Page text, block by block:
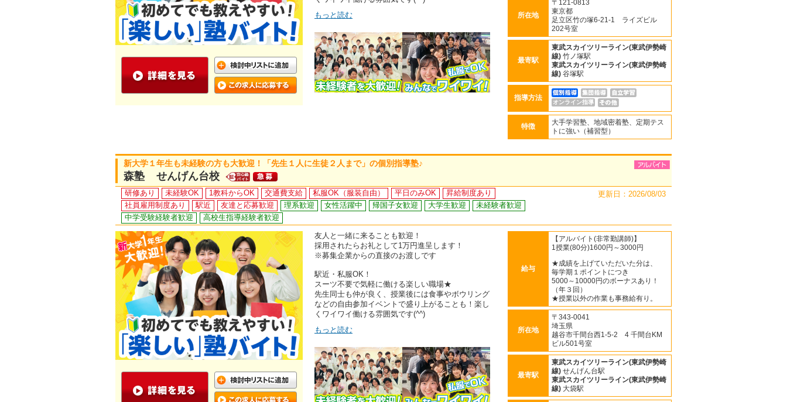
もっと読む
所在地
〒121-0813
東京都
足立区竹の塚6-21-1 ライズビル
202号室
最寄駅
東武スカイツリーライン(東武伊勢崎
線) 竹ノ塚駅
東武スカイツリーライン(東武伊勢崎
線) 谷塚駅
指導方法
オンライン指導
特徴
大手学習塾、地域密着塾、定期テス
トに強い（補習型）
新大学１年生も未経験の方も大歓迎！「先生１人に生徒２人まで」の個別指導塾♪
森塾 せんげん台校
研修あり 未経験OK 1教科からOK 交通費支給 私服OK（服装自由） 平日のみOK
昇給制度あり
社員雇用制度あり
駅近 友達と応募歓迎 理系歓迎 女性活躍中 帰国子女歓迎 大学生歓迎
未経験者歓迎
中学受験経験者歓迎
高校生指導経験者歓迎
更新日：2026/08/03
友人と一緒に来ることも歓迎！
採用されたらお礼として1万円進呈します！
※募集企業からの直接のお渡しです
駅近・私服OK！
スーツ不要で気軽に働ける楽しい職場★
先生同士も仲が良く、授業後には食事やボウリング
などの自由参加イベントで盛り上がることも！楽し
くワイワイ働ける雰囲気です(^^)
もっと読む
給与
【アルバイト(非常勤講師)】
1授業(80分)1600円～3000円
★成績を上げていただいた分は、
毎学期１ポイントにつき
5000～10000円のボーナスあり！
（年３回）
★授業以外の作業も事務給有り。
所在地
〒343-0041
埼玉県
越谷市千間台西1-5-2 4 千間台KM
ビル501号室
最寄駅
東武スカイツリーライン(東武伊勢崎
線) せんげん台駅
東武スカイツリーライン(東武伊勢崎
線) 大袋駅